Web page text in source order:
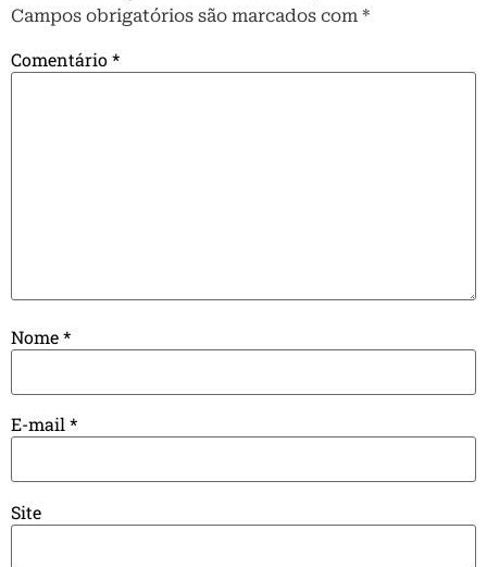
Campos obrigatórios são marcados com *
Comentário*
Nome*
E-mail*
Site